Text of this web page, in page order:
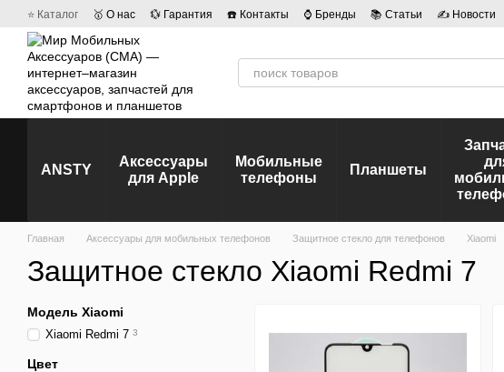
Перейти к основному контенту
⭐ Каталог 🥇 О нас 💱 Гарантия ☎️ Контакты ⌚ Бренды 📚 Статьи ✍ Новости
ANSTY
Аксессуары
для Apple
Мобильные
телефоны
Планшеты
Главная Аксессуары для мобильных телефонов Защитное стекло для телефонов Xiaomi
Защитное стекло Xiaomi Redmi 7
Модель Xiaomi
Xiaomi Redmi 7 3
Цвет